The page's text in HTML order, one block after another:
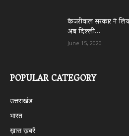
केजरीवाल सरकार ने
अब दिल्ली...
June 15, 2020
POPULAR CATEGORY
उत्तराखंड
भारत
ख़ास ख़बरें